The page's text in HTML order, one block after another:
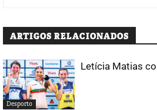
ARTIGOS RELACIONADOS
Desporto
Letícia Matias